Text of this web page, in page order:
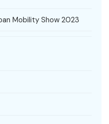
Mobility Show 2023